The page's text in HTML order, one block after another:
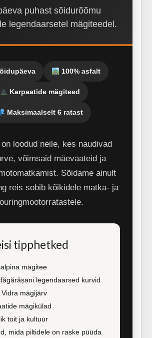
puhast sõidurõõmu
legendaarsetel mägiteedel.
100% asfalt
Karpaatide mägiteed
Maksimaalselt 6 ratast
loodud neile, kes naudivad
võimsaid mäevaateid ja
Sõidame ainult
reis sobib kõikidele matka- ja
tipphetked
mägitee
legendaarsed kurvid
Vidra mägijärv
mägikülad
toit ja kultuur
mida piltidele on raske püüda